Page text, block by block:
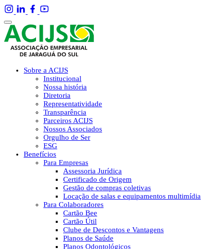
Sobre a ACIJS
Institucional
Nossa história
Diretoria
Representatividade
Transparência
Parceiros ACIJS
Nossos Associados
Orgulho de Ser
ESG
Benefícios
Para Empresas
Assessoria Jurídica
Certificado de Origem
Gestão de compras coletivas
Locação de salas e equipamentos multimídia
Para Colaboradores
Cartão Bee
Cartão Útil
Clube de Descontos e Vantagens
Planos de Saúde
Planos Odontológicos